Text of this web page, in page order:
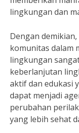
lingkungan dan
Dengan
komunitas dalam
lingkungan
keberlanjutan
aktif dan edukasi
dapat menjadi
perubahan
yang lebih sehat